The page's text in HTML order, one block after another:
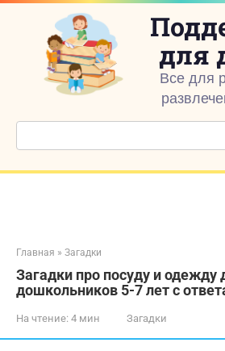
Перейти
контенту
для
Все для
Поиск:
Главная » Загадки
Загадки про посуду и одежду
дошкольников 5-7 лет с
На чтение: 4 мин Загадки